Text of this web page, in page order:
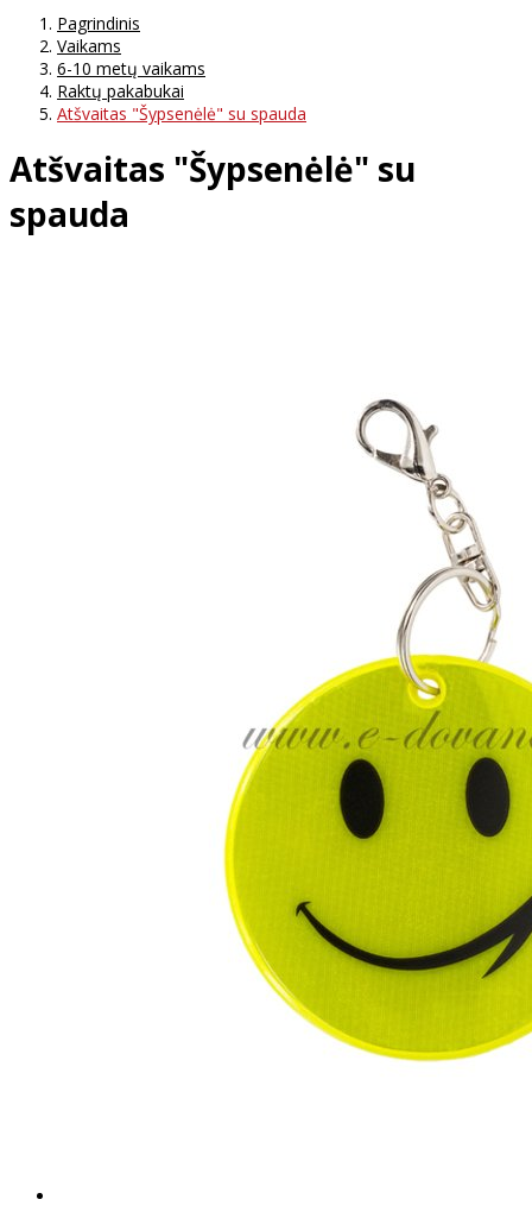
Pagrindinis
Vaikams
6-10 metų vaikams
Raktų pakabukai
Atšvaitas "Šypsenėlė" su spauda
Atšvaitas "Šypsenėlė" su
spauda